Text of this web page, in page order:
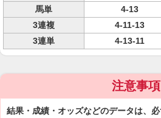
馬単
4-13
3連複
4-11-13
3連単
4-13-11
注意事項
結果・成績・オッズなどのデータは、